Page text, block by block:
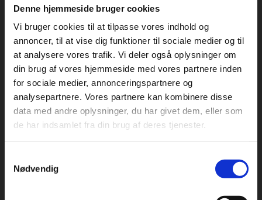
Denne hjemmeside bruger cookies
Vi bruger cookies til at tilpasse vores indhold og
annoncer, til at vise dig funktioner til sociale medier og til
at analysere vores trafik. Vi deler også oplysninger om
din brug af vores hjemmeside med vores partnere inden
for sociale medier, annonceringspartnere og
analysepartnere. Vores partnere kan kombinere disse
data med andre oplysninger, du har givet dem, eller som
de har indsamlet fra din brug af deres tjenester.
Nødvendig